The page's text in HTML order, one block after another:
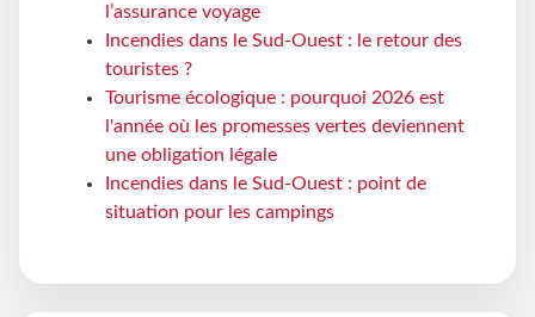
l’assurance voyage
Incendies dans le Sud-Ouest : le retour des
touristes ?
Tourisme écologique : pourquoi 2026 est
l'année où les promesses vertes deviennent
une obligation légale
Incendies dans le Sud-Ouest : point de
situation pour les campings